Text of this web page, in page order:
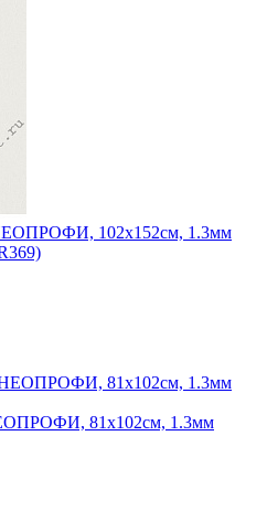
102x152см, 1.3мм
81x102см, 1.3мм